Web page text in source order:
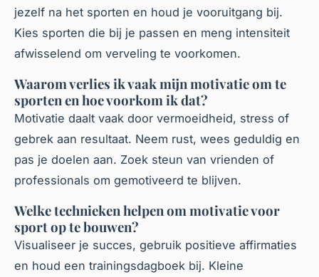
jezelf na het sporten en houd je vooruitgang bij.
Kies sporten die bij je passen en meng intensiteit
afwisselend om verveling te voorkomen.
Waarom verlies ik vaak mijn motivatie om te
sporten en hoe voorkom ik dat?
Motivatie daalt vaak door vermoeidheid, stress of
gebrek aan resultaat. Neem rust, wees geduldig en
pas je doelen aan. Zoek steun van vrienden of
professionals om gemotiveerd te blijven.
Welke technieken helpen om motivatie voor
sport op te bouwen?
Visualiseer je succes, gebruik positieve affirmaties
en houd een trainingsdagboek bij. Kleine